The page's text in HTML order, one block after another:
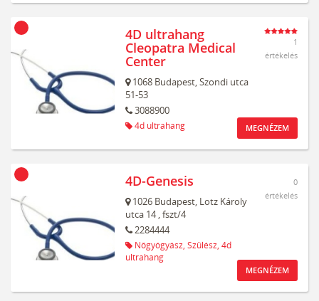
4D ultrahang
Cleopatra Medical
Center
1068 Budapest,Szondi utca
51-53
3088900
4d ultrahang
1
értékelés
MEGNÉZEM
4D-Genesis
1026 Budapest, Lotz Károly
utca 14, fszt/4
2284444
Nőgyógyász, Szülész, 4d
ultrahang
0
értékelés
MEGNÉZEM